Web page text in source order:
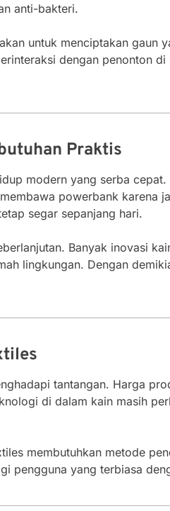
anti-bakteri.
untuk menciptakan gaun
dengan penonton
Praktis
modern yang serba
powerbank karena
segar sepanjang hari.
Banyak inovasi
lingkungan. Dengan
tantangan. Harga
di dalam kain masih
membutuhkan metode
pengguna yang terbiasa